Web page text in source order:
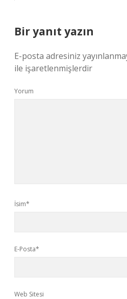
Bir yanıt yazın
E-posta adresiniz
ile işaretlenmişlerdir
Yorum
İsim*
E-Posta*
Web Sitesi